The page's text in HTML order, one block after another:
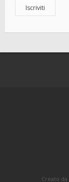
Iscriviti
Creato da